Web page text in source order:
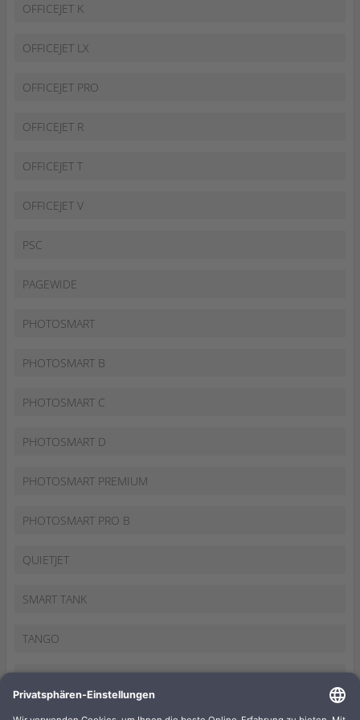
OFFICEJET K
OFFICEJET LX
OFFICEJET PRO
OFFICEJET R
OFFICEJET T
OFFICEJET V
PSC
PAGEWIDE
PHOTOSMART
PHOTOSMART B
PHOTOSMART C
PHOTOSMART D
PHOTOSMART PREMIUM
PHOTOSMART PRO B
QUIETJET
SMART TANK
TANGO
THERMAL INKJET